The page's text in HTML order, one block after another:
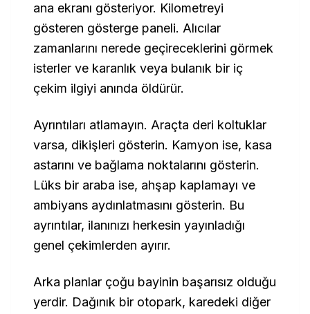
ana ekranı gösteriyor. Kilometreyi
gösteren gösterge paneli. Alıcılar
zamanlarını nerede geçireceklerini görmek
isterler ve karanlık veya bulanık bir iç
çekim ilgiyi anında öldürür.
Ayrıntıları atlamayın. Araçta deri koltuklar
varsa, dikişleri gösterin. Kamyon ise, kasa
astarını ve bağlama noktalarını gösterin.
Lüks bir araba ise, ahşap kaplamayı ve
ambiyans aydınlatmasını gösterin. Bu
ayrıntılar, ilanınızı herkesin yayınladığı
genel çekimlerden ayırır.
Arka planlar çoğu bayinin başarısız olduğu
yerdir. Dağınık bir otopark, karedeki diğer